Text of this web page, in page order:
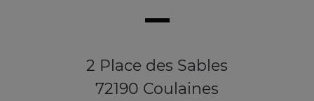
2 Place des Sables
72190 Coulaines